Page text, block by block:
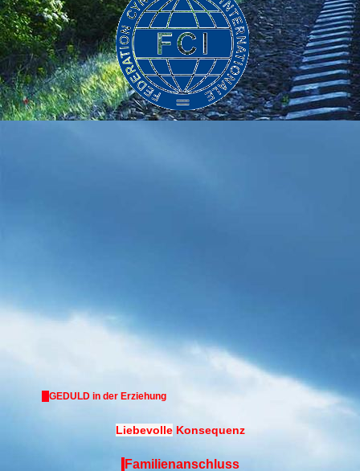
GEDULD in der Erziehung
Liebevolle Konsequenz
Familienanschluss